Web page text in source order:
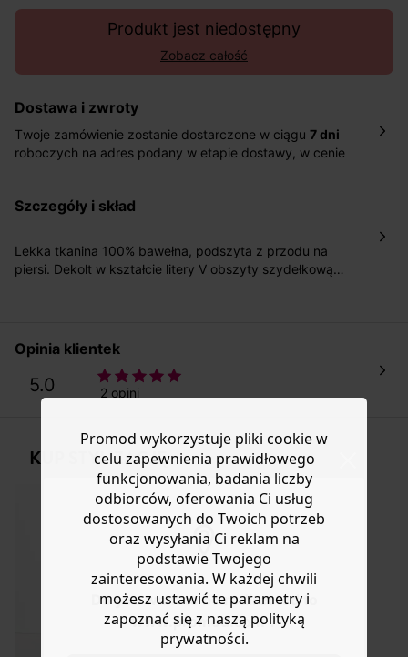
Do you want to be redirected to
www.promod.com ?
Produkt jest niedostępny
Zobacz całość
Dostawa i zwroty
Twoje zamówienie zostanie dostarczone w ciągu 7 dni
roboczych na adres podany w etapie dostawy, w cenie
pośrednictwem DHL Express.
roboczych do wybranego przez Ciebie paczkomatu , a
koszt przesyłki wynosi 9,40 zł.
szczegóły i skład
Lekka tkanina 100% bawełna, podszyta z przodu na
piersi. Dekolt w kształcie litery V obszyty szydełkową
Opinia klientek
5.0 2 opini
KUP STYLIZACJĘ
Promod wykorzystuje pliki cookie w
celu zapewnienia prawidłowego
funkcjonowania, badania liczby
odbiorców, oferowania Ci usług
dostosowanych do Twoich potrzeb
oraz wysyłania Ci reklam na
podstawie Twojego
zainteresowania. W każdej chwili
możesz ustawić te parametry i
zapoznać się z naszą polityką
prywatności.